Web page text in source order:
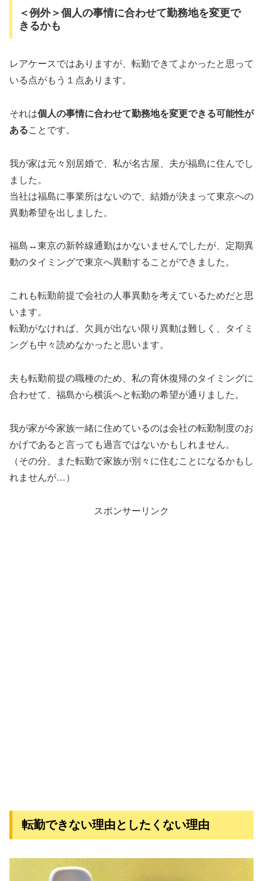
＜例外＞個人の事情に合わせて勤務地を変更で
きるかも
レアケースではありますが、転勤できてよかったと思って
いる点がもう１点あります。
それは個人の事情に合わせて勤務地を変更できる可能性が
あることです。
我が家は元々別居婚で、私が名古屋、夫が福島に住んでし
ました。
当社は福島に事業所はないので、結婚が決まって東京への
異動希望を出しました。
福島↔︎東京の新幹線通勤はかないませんでしたが、定期異
動のタイミングで東京へ異動することができました。
これも転勤前提で会社の人事異動を考えているためだと思
います。
転勤がなければ、欠員が出ない限り異動は難しく、タイミ
ングも中々読めなかったと思います。
夫も転勤前提の職種のため、私の育休復帰のタイミングに
合わせて、福島から横浜へと転勤の希望が通りました。
我が家が今家族一緒に住めているのは会社の転勤制度のお
かげであると言っても過言ではないかもしれません。
（その分、また転勤で家族が別々に住むことになるかもし
れませんが…）
スポンサーリンク
転勤できない理由としたくない理由